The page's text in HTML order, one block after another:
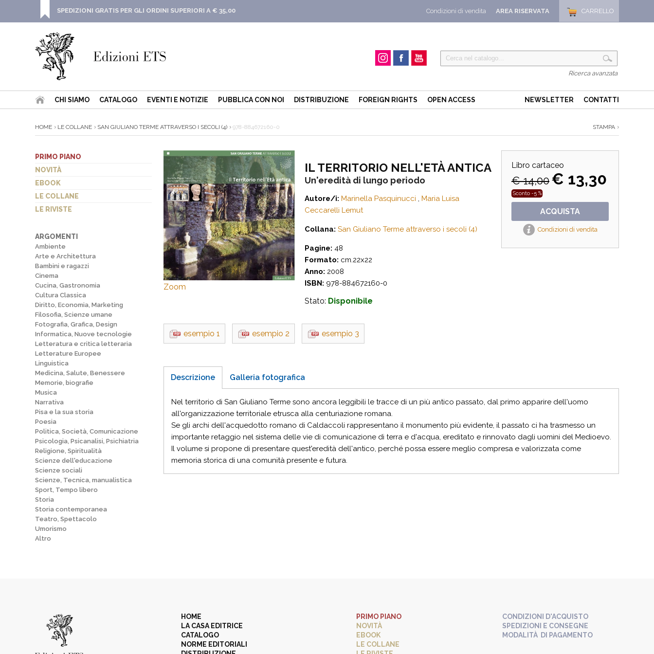
CARRELLO
AREA RISERVATA
Condizioni di vendita
SPEDIZIONI GRATIS PER GLI ORDINI SUPERIORI A € 35,00
Ricerca avanzata
CHI SIAMO CATALOGO EVENTI E NOTIZIE PUBBLICA CON NOI DISTRIBUZIONE FOREIGN RIGHTS OPEN ACCESS NEWSLETTER CONTATTI
HOME LE COLLANE SAN GIULIANO TERME ATTRAVERSO I SECOLI (4) 978-884672160-0 STAMPA
PRIMO PIANO
NOVITÀ
EBOOK
LE COLLANE
LE RIVISTE
ARGOMENTI
Ambiente
Arte e Architettura
Bambini e ragazzi
Cinema
Cucina, Gastronomia
Cultura Classica
Diritto, Economia, Marketing
Filosofia, Scienze umane
Fotografia, Grafica, Design
Informatica, Nuove tecnologie
Letteratura e critica letteraria
Letterature Europee
Linguistica
Medicina, Salute, Benessere
Memorie, biografie
Musica
Narrativa
Pisa e la sua storia
Poesia
Politica, Società, Comunicazione
Psicologia, Psicanalisi, Psichiatria
Religione, Spiritualità
Scienze dell'educazione
Scienze sociali
Scienze, Tecnica, manualistica
Sport, Tempo libero
Storia
Storia contemporanea
Teatro, Spettacolo
Umorismo
Altro
Libro cartaceo
€ 14,00€ 13,30
Sconto -5 %
ACQUISTA
Condizioni di vendita
Zoom
IL TERRITORIO NELL'ETÀ ANTICA
Un'eredità di lungo periodo
Autore/i: Marinella Pasquinucci , Maria Luisa
Ceccarelli Lemut
Collana: San Giuliano Terme attraverso i secoli (4)
Pagine: 48
Formato: cm.22x22
Anno: 2008
ISBN: 978-884672160-0
Stato: Disponibile
esempio 1 esempio 2 esempio 3
Descrizione Galleria fotografica
Nel territorio di San Giuliano Terme sono ancora leggibili le tracce di un più antico passato, dal primo apparire dell'uomo
all'organizzazione territoriale etrusca alla centuriazione romana.
Se gli archi dell'acquedotto romano di Caldaccoli rappresentano il monumento più evidente, il passato ci ha trasmesso un
importante retaggio nel sistema delle vie di comunicazione di terra e d'acqua, ereditato e rinnovato dagli uomini del Medioevo.
Il volume si propone di presentare quest'eredità dell'antico, perché possa essere meglio compresa e valorizzata come
memoria storica di una comunità presente e futura.
HOME
LA CASA EDITRICE
CATALOGO
NORME EDITORIALI
PRIMO PIANO
NOVITÀ
EBOOK
LE COLLANE
CONDIZIONI D'ACQUISTO
SPEDIZIONI E CONSEGNE
MODALITÀ DI PAGAMENTO